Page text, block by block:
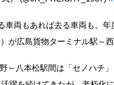
車両もあれば去る車両も。
が広島貨物ターミナル駅～
～八本松駅間は「セノハチ